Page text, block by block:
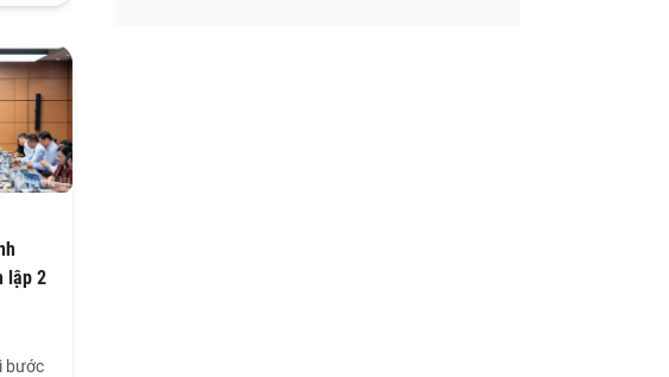
HĐND
đào
bộ
lập 2
bước